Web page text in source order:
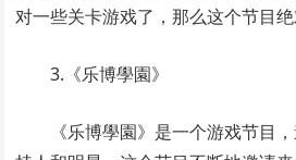
对一些关卡游戏了，那么这个节目绝
3.《乐博學園》
《乐博學園》是一个游戏节目